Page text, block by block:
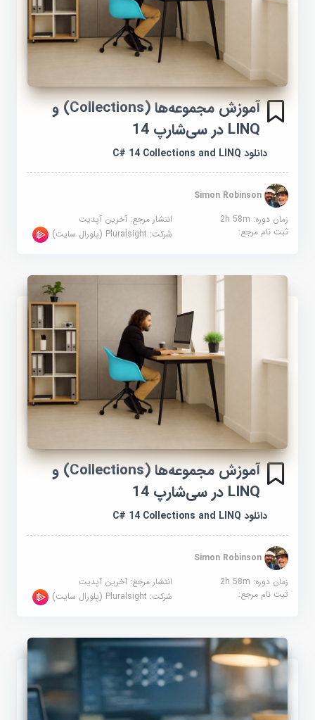
آموزش مجموعه‌ها (Collections) و
LINQ در سی‌شارپ 14
دانلود C# 14 Collections and LINQ
Simon Robinson
زمان دوره: 2h 58m
انتشار مرجع:آخرین آپدیت
ثبت نام مرجع:
شرکت:Pluralsight (پلورال سایت)
آموزش مجموعه‌ها (Collections) و
LINQ در سی‌شارپ 14
دانلود C# 14 Collections and LINQ
Simon Robinson
زمان دوره: 2h 58m
انتشار مرجع:آخرین آپدیت
ثبت نام مرجع:
شرکت:Pluralsight (پلورال سایت)